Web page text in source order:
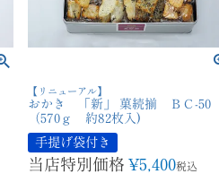
【リニューアル】
おかき 「新」 菓続揃 ＢＣ-50
（570ｇ 約82枚入)
手提げ袋付き
当店特別価格 ¥5,400税込